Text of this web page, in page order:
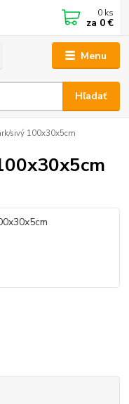
Menu
Hľadať
0 ks
za 0 €
sivý 100x30x5cm